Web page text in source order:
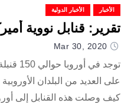
الأخبار الأخبار الدولية
تقرير: قنابل نووية أميركية في ألمانيا
Mar 30, 2020
توجد في
على العديد من البلدان
كيف وصلت هذه القنابل إلى